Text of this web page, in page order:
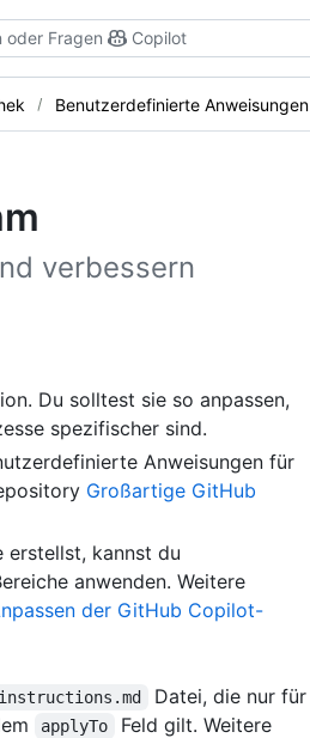
oder Fragen Copilot
Benutzerdefinierte Anweisungen
verbessern
Du solltest sie so anpassen,
spezifischer sind.
Anweisungen für
Großartige GitHub
erstellst, kannst du
anwenden. Weitere
der GitHub Copilot-
Datei, die nur für
applyTo
Feld gilt. Weitere